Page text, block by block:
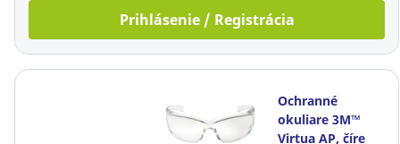
Prihlásenie / Registrácia
Ochranné
okuliare 3M™
Virtua AP, číre